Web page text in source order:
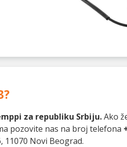
?
za republiku Srbiju.Ako
pozovite nas na broj telefona
Novi Beograd.